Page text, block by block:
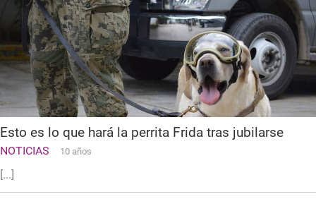
Esto es lo que hará la perrita Frida tras jubilarse
NOTICIAS 10 años
[...]